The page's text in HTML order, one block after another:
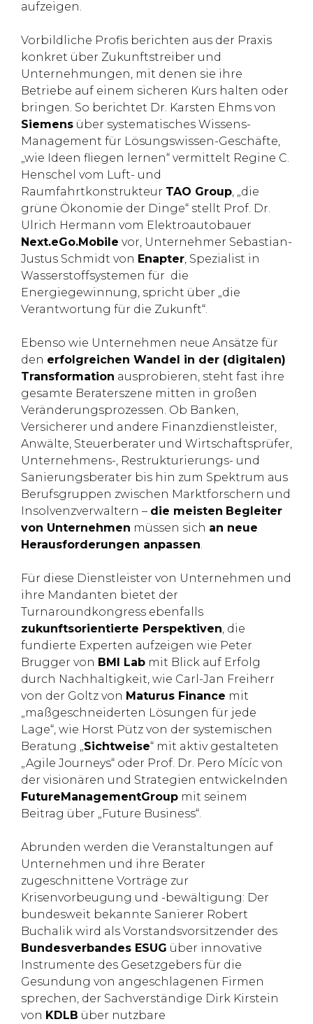
aufzeigen.
Vorbildliche Profis berichten aus der Praxis
konkret über Zukunftstreiber und
Unternehmungen, mit denen sie ihre
Betriebe auf einem sicheren Kurs halten oder
bringen. So berichtet Dr. Karsten Ehms von
Siemens über systematisches Wissens-
Management für Lösungswissen-Geschäfte,
„wie Ideen fliegen lernen“ vermittelt Regine C.
Henschel vom Luft- und
Raumfahrtkonstrukteur TAO Group , „die
grüne Ökonomie der Dinge“ stellt Prof. Dr.
Ulrich Hermann vom Elektroautobauer
Next.eGo.Mobile vor, Unternehmer Sebastian-
Justus Schmidt von Enapter , Spezialist in
Wasserstoffsystemen für die
Energiegewinnung, spricht über „die
Verantwortung für die Zukunft“.
Ebenso wie Unternehmen neue Ansätze für
den erfolgreichen Wandel in der (digitalen)
Transformation ausprobieren, steht fast ihre
gesamte Beraterszene mitten in großen
Veränderungsprozessen. Ob Banken,
Versicherer und andere Finanzdienstleister,
Anwälte, Steuerberater und Wirtschaftsprüfer,
Unternehmens-, Restrukturierungs- und
Sanierungsberater bis hin zum Spektrum aus
Berufsgruppen zwischen Marktforschern und
Insolvenzverwaltern – die meisten Begleiter
von Unternehmen müssen sich an neue
Herausforderungen anpassen
Für diese Dienstleister von Unternehmen und
ihre Mandanten bietet der
Turnaroundkongress ebenfalls
zukunftsorientierte Perspektiven , die
fundierte Experten aufzeigen wie Peter
Brugger von BMI Lab mit Blick auf Erfolg
durch Nachhaltigkeit, wie Carl-Jan Freiherr
von der Goltz von Maturus Finance mit
„maßgeschneiderten Lösungen für jede
Lage“, wie Horst Pütz von der systemischen
Beratung „ Sichtweise“ mit aktiv gestalteten
„Agile Journeys“ oder Prof. Dr. Pero Mícíc von
der visionären und Strategien entwickelnden
FutureManagementGroup mit seinem
Beitrag über „Future Business“.
Abrunden werden die Veranstaltungen auf
Unternehmen und ihre Berater
zugeschnittene Vorträge zur
Krisenvorbeugung und -bewältigung: Der
bundesweit bekannte Sanierer Robert
Buchalik wird als Vorstandsvorsitzender des
Bundesverbandes ESUG über innovative
Instrumente des Gesetzgebers für die
Gesundung von angeschlagenen Firmen
sprechen, der Sachverständige Dirk Kirstein
von KDLB über nutzbare